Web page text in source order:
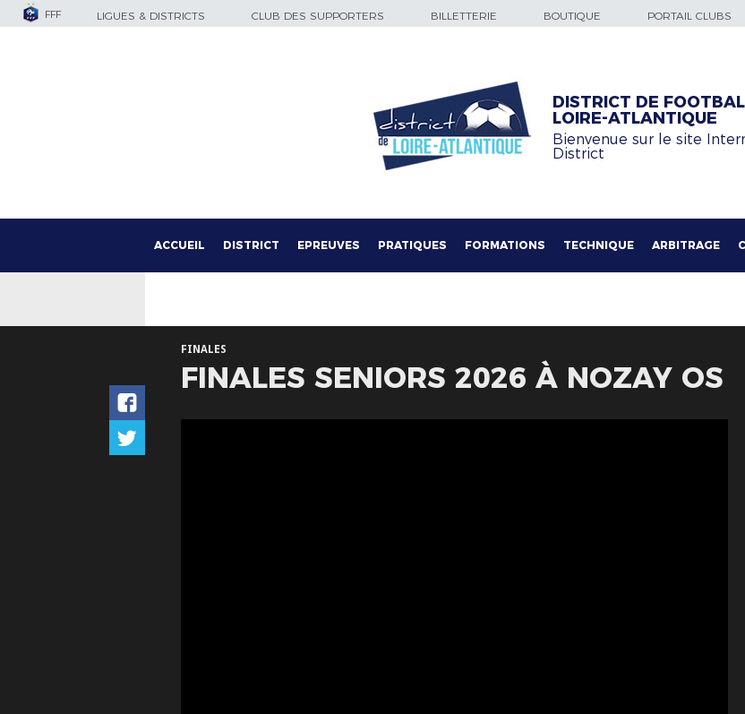
FFF LIGUES & DISTRICTS CLUB DES SUPPORTERS BILLETTERIE BOUTIQUE PORTAIL CLUBS
DISTRICT DE
LOIRE-ATLANTIQUE
Bienvenue sur le site
District
ACCUEIL DISTRICT EPREUVES PRATIQUES FORMATIONS TECHNIQUE ARBITRAGE
FINALES
FINALES SENIORS 2026 À NOZAY OS